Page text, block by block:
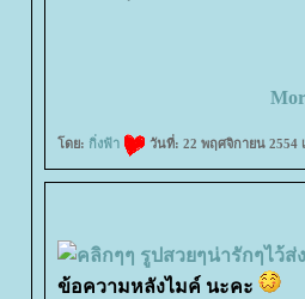
ดย: กิ่งฟ้า วันที่: 22 พฤศจิกายน 2554
ข้อความหลังไมค์ นะคะ